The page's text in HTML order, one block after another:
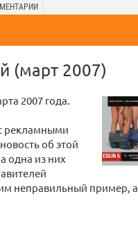
(март 2007)
2007 года.
рекламными
об этой
одна из них
неправильный пример, а